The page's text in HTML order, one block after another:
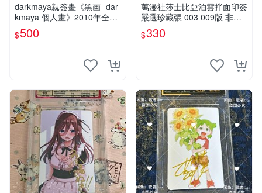
元送運
darkmaya親簽畫《黑画- dar
kmaya 個人畫》2010年全彩
【CS超聖文化讚】
$500
萬漫社莎士比亞泊雲拌面印簽
嚴選珍藏張 003 009版 非標
新品收藏限量 泊雲拌面 莎士
比亞 印簽
$330